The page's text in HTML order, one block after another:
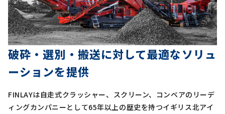
破砕・選別・搬送に対して最適なソリュ
ーションを提供
FINLAYは自走式クラッシャー、スクリーン、コンベアのリーデ
ィングカンパニーとして65年以上の歴史を持つイギリス北アイ